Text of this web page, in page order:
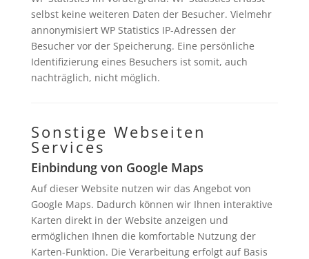
selbst keine weiteren Daten der Besucher. Vielmehr
annonymisiert WP Statistics IP-Adressen der
Besucher vor der Speicherung. Eine persönliche
Identifizierung eines Besuchers ist somit, auch
nachträglich, nicht möglich.
Sonstige Webseiten
Services
Einbindung von Google Maps
Auf dieser Website nutzen wir das Angebot von
Google Maps. Dadurch können wir Ihnen interaktive
Karten direkt in der Website anzeigen und
ermöglichen Ihnen die komfortable Nutzung der
Karten-Funktion. Die Verarbeitung erfolgt auf Basis